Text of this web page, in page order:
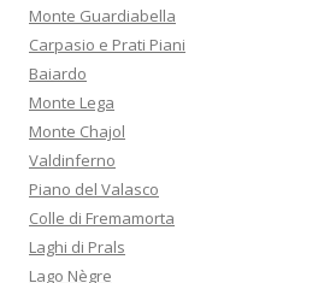
Monte Guardiabella
Carpasio e Prati Piani
Baiardo
Monte Lega
Monte Chajol
Valdinferno
Piano del Valasco
Colle di Fremamorta
Laghi di Prals
Lago Nègre